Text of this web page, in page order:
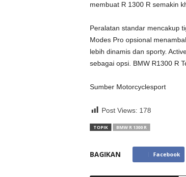
membuat R 1300 R semakin
Peralatan standar mencakup
Modes Pro opsional
lebih dinamis dan sporty.
sebagai opsi. BMW R1300 R
Sumber Motorcyclesport
Post Views: 178
TOPIK BMW R 1300 R
BAGIKAN Facebook